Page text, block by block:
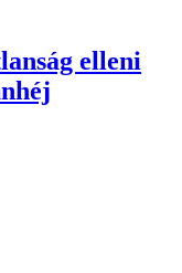
elleni